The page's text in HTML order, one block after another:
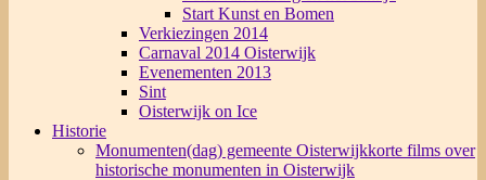
Start Kunst en Bomen
Verkiezingen 2014
Carnaval 2014 Oisterwijk
Evenementen 2013
Sint
Oisterwijk on Ice
Historie
Monumenten(dag) gemeente Oisterwijkkorte films over
historische monumenten in Oisterwijk